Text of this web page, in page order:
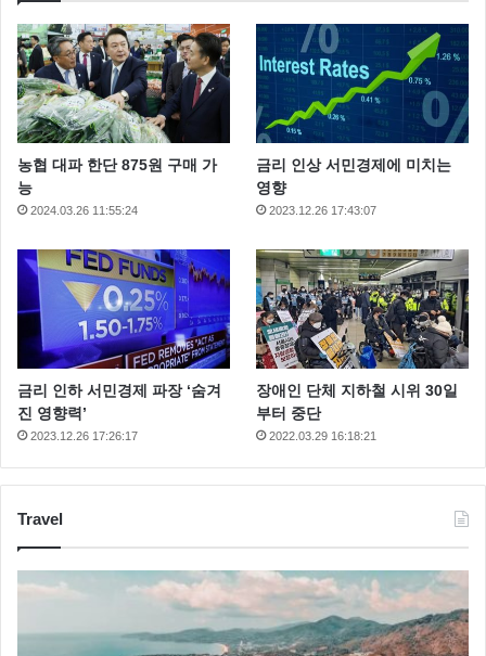
농협 대파 한단 875원 구매 가
능
2024.03.26 11:55:24
금리 인상 서민경제에 미치는
영향
2023.12.26 17:43:07
금리 인하 서민경제 파장 ‘숨겨
진 영향력’
2023.12.26 17:26:17
장애인 단체 지하철 시위 30일
부터 중단
2022.03.29 16:18:21
Travel